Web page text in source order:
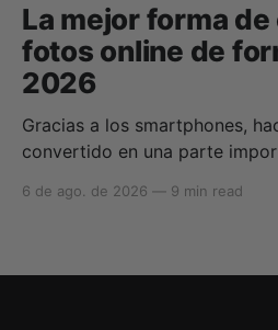
La mejor forma
fotos online de
2026
Gracias a los smartphones,
convertido en una parte
familiares. Gracias a los servicios de almacenamiento
fácilmente, pero encontrar la
6 de ago. de 2026 — 9 min read